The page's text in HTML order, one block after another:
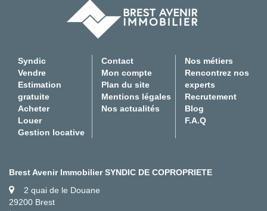
Syndic
Vendre
Estimation
gratuite
Acheter
Louer
Gestion locative
Contact
Mon compte
Plan du site
Mentions légales
Nos actualités
Nos métiers
Rencontrez nos
experts
Recrutement
Blog
F.A.Q
Brest Avenir Immobilier SYNDIC DE COPROPRIETE
2 quai de le Douane
29200 Brest